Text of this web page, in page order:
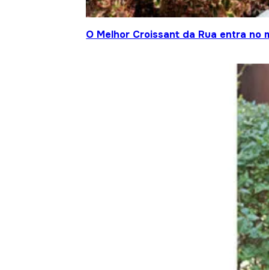
O Melhor Croissant da Rua entra